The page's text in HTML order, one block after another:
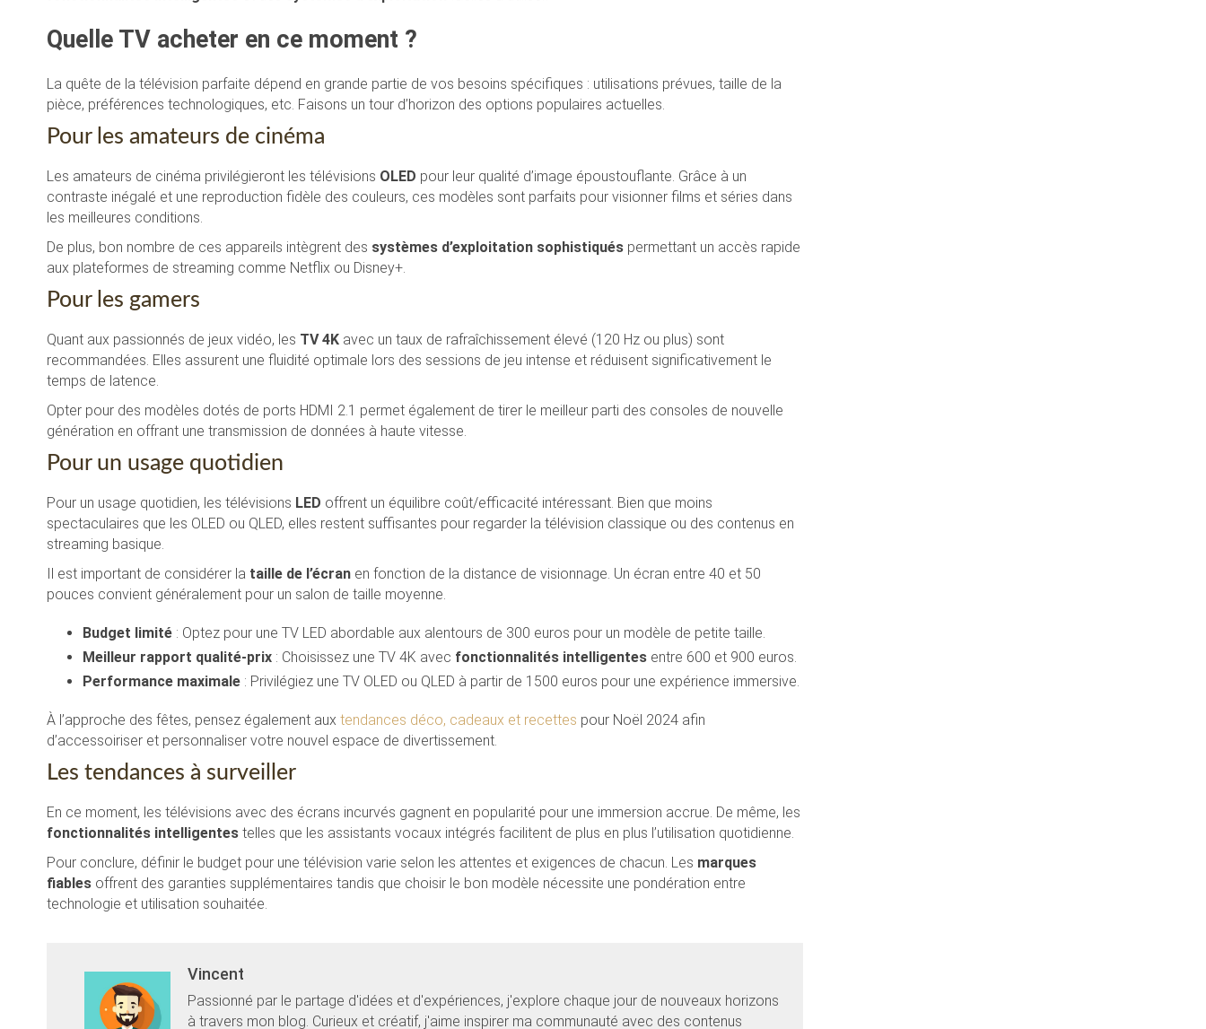
Quelle TV acheter en ce moment ?
La quête de la télévision parfaite dépend en grande partie de vos besoins spécifiques : utilisations prévues, taille de la
pièce, préférences technologiques, etc. Faisons un tour d’horizon des options populaires actuelles.
Pour les amateurs de cinéma
Les amateurs de cinéma privilégieront les télévisions OLED pour leur qualité d’image époustouflante. Grâce à un
contraste inégalé et une reproduction fidèle des couleurs, ces modèles sont parfaits pour visionner films et séries dans
les meilleures conditions.
De plus, bon nombre de ces appareils intègrent des systèmes d’exploitation sophistiqués permettant un accès rapide
aux plateformes de streaming comme Netflix ou Disney+.
Pour les gamers
Quant aux passionnés de jeux vidéo, les TV 4K avec un taux de rafraîchissement élevé (120 Hz ou plus) sont
recommandées. Elles assurent une fluidité optimale lors des sessions de jeu intense et réduisent significativement le
temps de latence.
Opter pour des modèles dotés de ports HDMI 2.1 permet également de tirer le meilleur parti des consoles de nouvelle
génération en offrant une transmission de données à haute vitesse.
Pour un usage quotidien
Pour un usage quotidien, les télévisions LED offrent un équilibre coût/efficacité intéressant. Bien que moins
spectaculaires que les OLED ou QLED, elles restent suffisantes pour regarder la télévision classique ou des contenus en
streaming basique.
Il est important de considérer la taille de l’écran en fonction de la distance de visionnage. Un écran entre 40 et 50
pouces convient généralement pour un salon de taille moyenne.
Budget limité : Optez pour une TV LED abordable aux alentours de 300 euros pour un modèle de petite taille.
Meilleur rapport qualité-prix : Choisissez une TV 4K avec fonctionnalités intelligentes entre 600 et 900 euros.
Performance maximale : Privilégiez une TV OLED ou QLED à partir de 1500 euros pour une expérience immersive.
À l’approche des fêtes, pensez également aux tendances déco, cadeaux et recettes pour Noël 2024 afin
d’accessoiriser et personnaliser votre nouvel espace de divertissement.
Les tendances à surveiller
En ce moment, les télévisions avec des écrans incurvés gagnent en popularité pour une immersion accrue. De même, les
fonctionnalités intelligentes telles que les assistants vocaux intégrés facilitent de plus en plus l’utilisation quotidienne.
Pour conclure, définir le budget pour une télévision varie selon les attentes et exigences de chacun. Les marques
fiables offrent des garanties supplémentaires tandis que choisir le bon modèle nécessite une pondération entre
technologie et utilisation souhaitée.
Vincent
Passionné par le partage d'idées et d'expériences, j'explore chaque jour de nouveaux horizons
à travers mon blog. Curieux et créatif, j'aime inspirer ma communauté avec des contenus